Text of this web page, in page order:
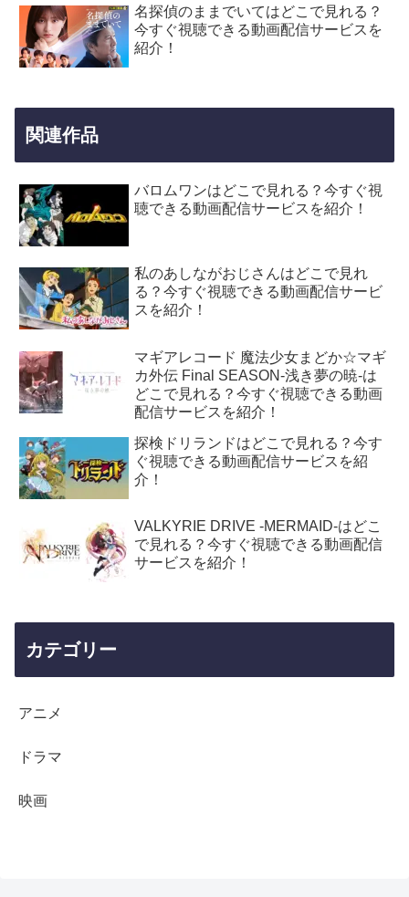
名探偵のままでいてはどこで見れる？
今すぐ視聴できる動画配信サービスを
紹介！
関連作品
バロムワンはどこで見れる？今すぐ視
聴できる動画配信サービスを紹介！
私のあしながおじさんはどこで見れ
る？今すぐ視聴できる動画配信サービ
スを紹介！
マギアレコード 魔法少女まどか☆マギ
カ外伝 Final SEASON-浅き夢の暁-は
どこで見れる？今すぐ視聴できる動画
配信サービスを紹介！
探検ドリランドはどこで見れる？今す
ぐ視聴できる動画配信サービスを紹
介！
VALKYRIE DRIVE -MERMAID-はどこ
で見れる？今すぐ視聴できる動画配信
サービスを紹介！
カテゴリー
アニメ
ドラマ
映画